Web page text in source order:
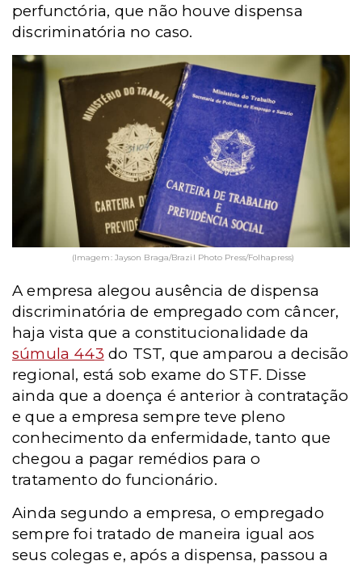
perfunctória, que não houve dispensa
discriminatória no caso.
(Imagem: Jayson Braga/Brazil Photo Press/Folhapress)
A empresa alegou ausência de dispensa
discriminatória de empregado com câncer,
haja vista que a constitucionalidade da
súmula 443 do TST, que amparou a decisão
regional, está sob exame do STF. Disse
ainda que a doença é anterior à contratação
e que a empresa sempre teve pleno
conhecimento da enfermidade, tanto que
chegou a pagar remédios para o
tratamento do funcionário.
Ainda segundo a empresa, o empregado
sempre foi tratado de maneira igual aos
seus colegas e, após a dispensa, passou a